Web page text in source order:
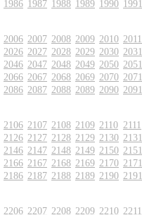
1986 1987 1988 1989 1990 1991
2006 2007 2008 2009 2010 2011
2026 2027 2028 2029 2030 2031
2046 2047 2048 2049 2050 2051
2066 2067 2068 2069 2070 2071
2086 2087 2088 2089 2090 2091
2106 2107 2108 2109 2110 2111
2126 2127 2128 2129 2130 2131
2146 2147 2148 2149 2150 2151
2166 2167 2168 2169 2170 2171
2186 2187 2188 2189 2190 2191
2206 2207 2208 2209 2210 2211